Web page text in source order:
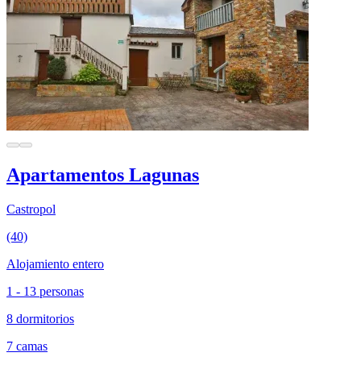
Apartamentos Lagunas
Castropol
(40)
Alojamiento entero
1 - 13 personas
8 dormitorios
7 camas